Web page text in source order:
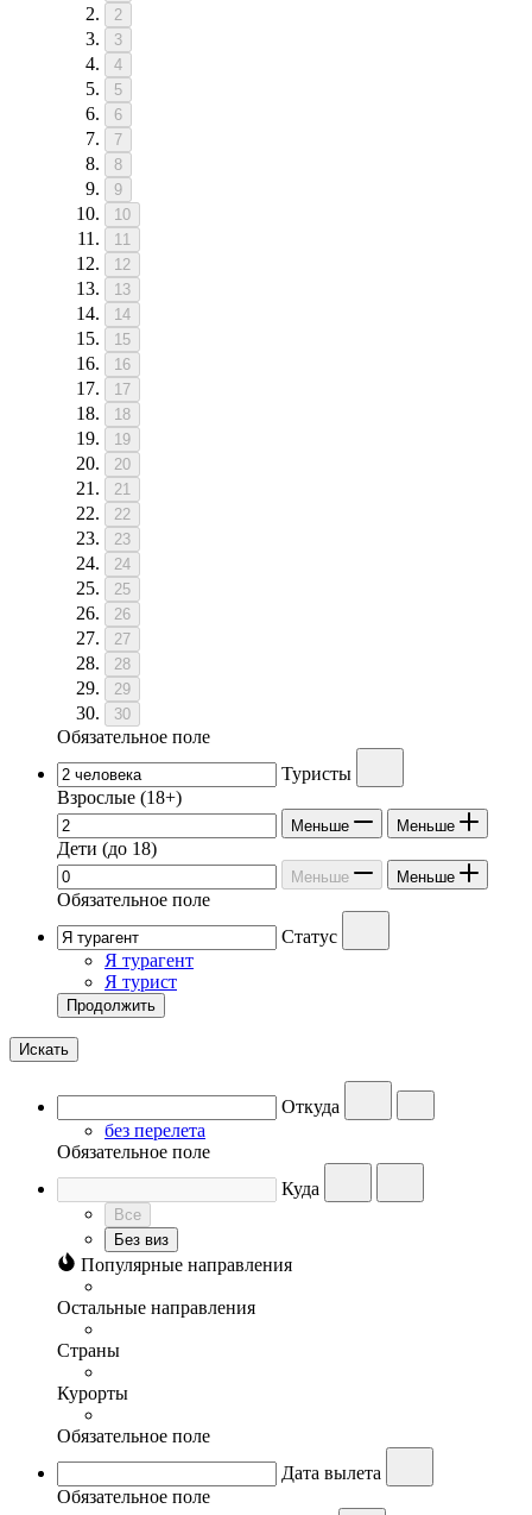
2
3
4
5
6
7
8
9
10
11
12
13
14
15
16
17
18
19
20
21
22
23
24
25
26
27
28
29
30
Обязательное поле
Туристы
Взрослые (18+)
Меньше Меньше
Дети (до 18)
Меньше Меньше
Обязательное поле
Статус
Я турагент
Я турист
Продолжить
Искать
Откуда
без перелета
Обязательное поле
Куда
Все
Без виз
Популярные направления
Остальные направления
Страны
Курорты
Обязательное поле
Дата вылета
Обязательное поле